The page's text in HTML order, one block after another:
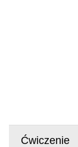
Ćwiczenie